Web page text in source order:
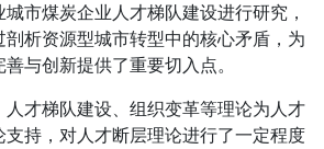
市煤炭企业人才梯队建设进行研究，
析资源型城市转型中的核心矛盾，为
与创新提供了重要切入点。
才梯队建设、组织变革等理论为人才
持，对人才断层理论进行了一定程度